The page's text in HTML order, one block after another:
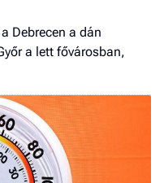
Debrecen a dán
a lett fővárosban,